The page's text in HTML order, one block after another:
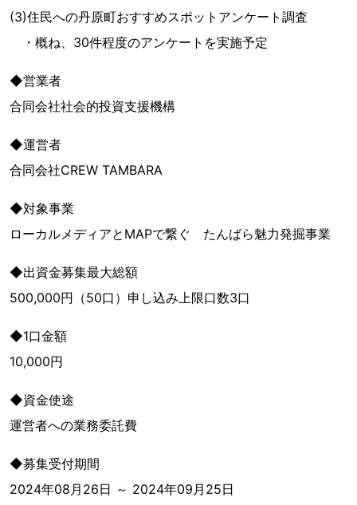
(3)住民への丹原町おすすめスポットアンケート調査
・概ね、30件程度のアンケートを実施予定
◆営業者
合同会社社会的投資支援機構
◆運営者
合同会社CREW TAMBARA
◆対象事業
ローカルメディアとMAPで繋ぐ たんばら魅力発掘事業
◆出資金募集最大総額
500,000円（50口）申し込み上限口数3口
◆1口金額
10,000円
◆資金使途
運営者への業務委託費
◆募集受付期間
2024年08月26日 ～ 2024年09月25日